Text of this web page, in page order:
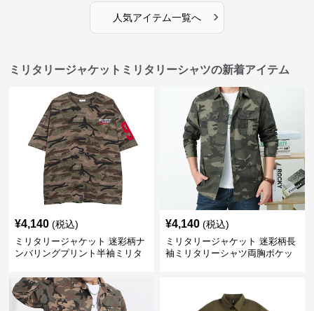
人気アイテム一覧へ ›
ミリタリージャケットミリタリーシャツの新着アイテム
¥4,140 (税込)
ミリタリージャケット 迷彩柄ナ
ンバリングプリント半袖ミリタ
¥4,140 (税込)
ミリタリージャケット 迷彩柄長
袖ミリタリーシャツ両胸ポケッ